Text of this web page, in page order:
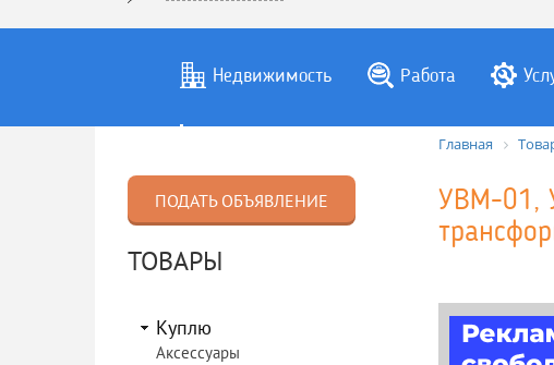
Недвижимость Работа
ПОДАТЬ ОБЪЯВЛЕНИЕ
ТОВАРЫ
Куплю
Аксессуары
Главная
УВМ-01,